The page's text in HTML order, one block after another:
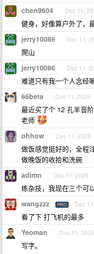
chen9604 Dec 11,
健身，好像算户外了，
jerry10086 Dec 11,
爬山
jerry10086 Dec 11,
难道只有我一个人念经
66beta Dec 11, 2025
最近买了个 12 孔半音
老师
ohhow Dec 11, 2025
做饭感觉挺好的，全程
做晚饭的收拾和洗碗
adimn Dec 11, 2025
练杂技，我现在三个可
wangzzz PRO Dec
看了下 打飞机的最多
Yeoman Dec 11, 2025
写字。